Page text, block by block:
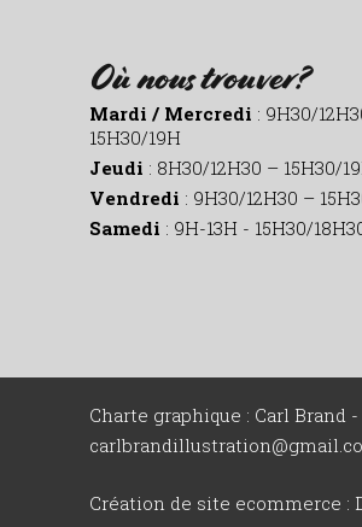
Où nous trouver?
Mardi / Mercredi : 9H30/
15H30/19H
Jeudi : 8H30/12H30 – 15H30/
Vendredi : 9H30/12H30 –
Samedi : 9H-13H - 15H30/
Charte graphique : Carl Brand -
Création de site ecommerce :